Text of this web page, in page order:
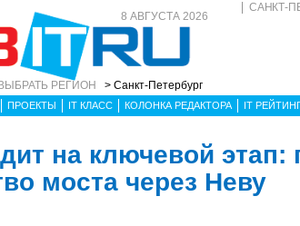
8 АВГУСТА 2026
ВЫБРАТЬ РЕГИОН > Санкт-Петербург
САНКТ-
ПРОЕКТЫ IT КЛАСС КОЛОНКА РЕДАКТОРА IT
на ключевой этап:
моста через Неву